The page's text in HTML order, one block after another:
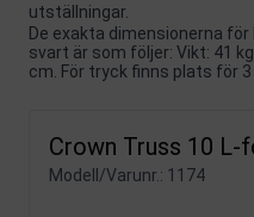
utställningar.
De exakta dimensionerna
svart är som följer: Vikt: 41
cm. För tryck finns plats för
Crown Truss 10
Modell/Varunr.: 1174